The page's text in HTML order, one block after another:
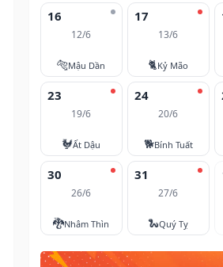
16
12/6
🐅Mậu Dần
17
13/6
🐈Kỷ Mão
23
19/6
🐓Ất Dậu
24
20/6
🐕Bính Tuất
30
26/6
🐉Nhâm Thìn
31
27/6
🐍Quý Tỵ